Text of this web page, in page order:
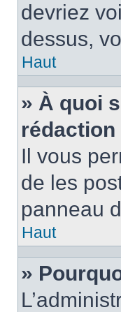
devriez
dessus,
Haut
» À quoi
rédaction
Il vous
de les
panneau
Haut
»